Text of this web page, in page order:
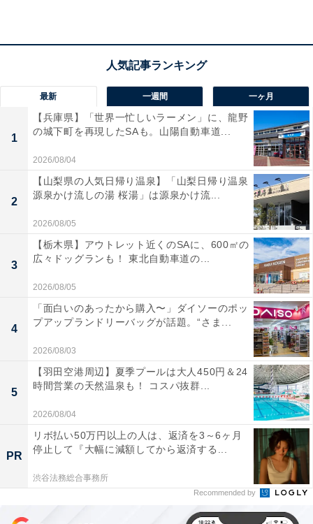
最新 一週間 一ヶ月
1
【兵庫県】「世界一忙しいラーメン」に、龍野
の城下町を再現したSAも。山陽自動車道...
2026/08/04
2
【山梨県の人気日帰り温泉】「山梨日帰り温泉
源泉かけ流しの湯 桜湯」は源泉かけ流...
2026/08/05
3
【栃木県】アウトレット近くのSAに、600㎡の
広々ドッグランも！ 東北自動車道の...
2026/08/05
4
「面白いのあったから購入〜」ダイソーのポッ
プアップランドリーバッグが話題。“さま...
2026/08/03
5
【羽田空港周辺】夏季プールは大人450円＆24
時間営業の天然温泉も！ コスパ抜群...
2026/08/04
PR
リボ払い50万円以上の人は、返済を3～6ヶ月
停止して『大幅に減額してから返済する...
渋谷法務総合事務所
Recommended by